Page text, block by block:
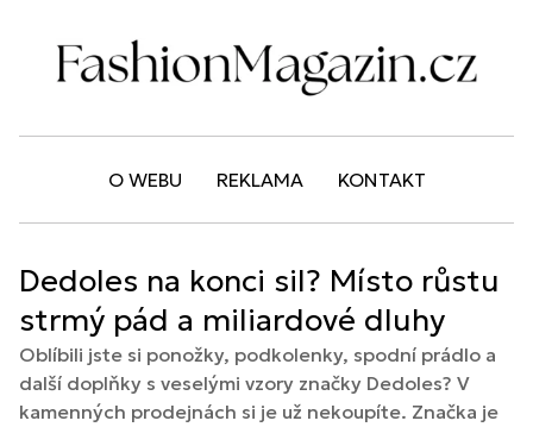
O WEBU REKLAMA KONTAKT
Dedoles na konci sil? Místo růstu
strmý pád a miliardové dluhy
Oblíbili jste si ponožky, podkolenky, spodní prádlo a
další doplňky s veselými vzory značky Dedoles? V
kamenných prodejnách si je už nekoupíte. Značka je